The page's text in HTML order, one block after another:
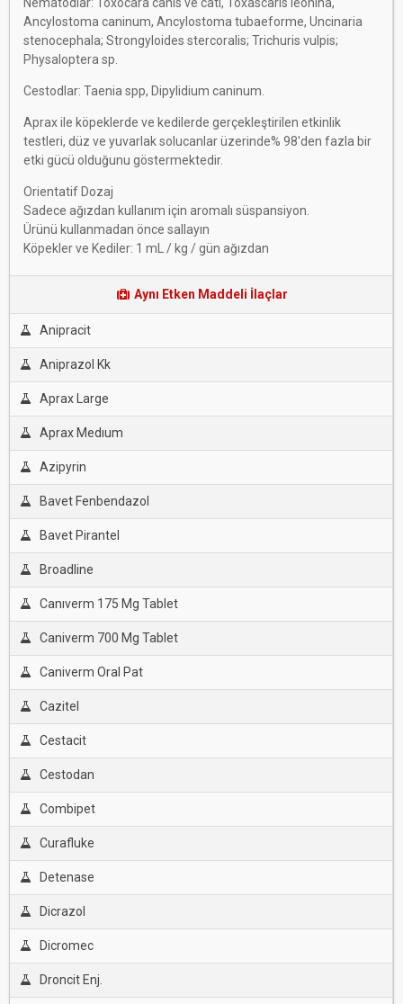
Ancylostoma caninum, Ancylostoma tubaeforme, Uncinaria
stenocephala; Strongyloides stercoralis; Trichuris vulpis;
Physaloptera sp.
Cestodlar: Taenia spp, Dipylidium caninum.
Aprax ile köpeklerde ve kedilerde gerçekleştirilen etkinlik
testleri, düz ve yuvarlak solucanlar üzerinde% 98'den fazla bir
etki gücü olduğunu göstermektedir.
Orientatif Dozaj
Sadece ağızdan kullanım için aromalı süspansiyon.
Ürünü kullanmadan önce sallayın
Köpekler ve Kediler: 1 mL / kg / gün ağızdan
Aynı Etken Maddeli İlaçlar
Anipracit
Aniprazol Kk
Aprax Large
Aprax Medıum
Azipyrin
Bavet Fenbendazol
Bavet Pirantel
Broadline
Canıverm 175 Mg Tablet
Caniverm 700 Mg Tablet
Caniverm Oral Pat
Cazitel
Cestacit
Cestodan
Combipet
Curafluke
Detenase
Dicrazol
Dicromec
Droncit Enj.